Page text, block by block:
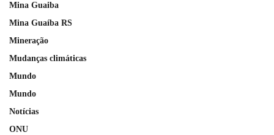
Mina Guaiba
Mina Guaíba RS
Mineração
Mudanças climáticas
Mundo
Mundo
Notícias
ONU